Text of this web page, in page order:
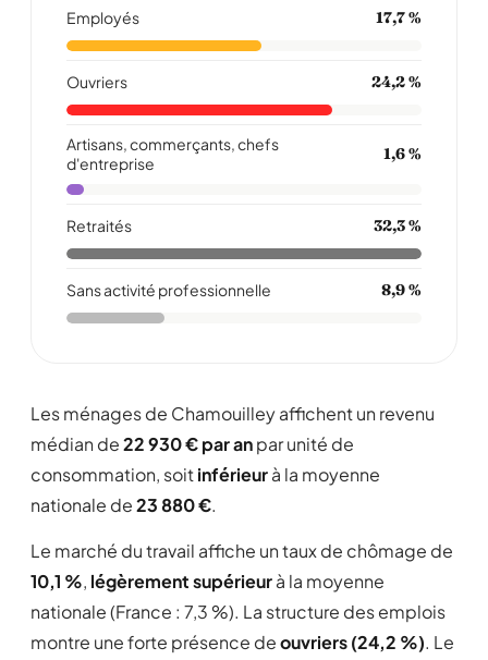
peu pas plaire atou le monde;c com ca:
Lire la suite
Signaler cet avis
04/09/2008
Il faut lui laisser le temps de grandir, en
améliorant la vie de nos enfants par des jeux
de pleins airs, et aussi un belle arrêt de bus !
I isa52
07/07/2008
village accueillant : le maire est très attentif à
la population : peut-être un peu trop...
bisous à tous où il fait bon vivre à chamouilley
Lire la suite
Employés 17,7 %
Ouvriers 24,2 %
Artisans, commerçants, chefs
d'entreprise
1,6 %
Retraités 32,3 %
Sans activité professionnelle 8,9 %
Les ménages de Chamouilley affichent un revenu
médian de22 930 € par anpar unité de
consommation, soitinférieurà la moyenne
nationale de23 880 €.
Le marché du travail affiche un taux de chômage de
10,1 %, légèrement supérieurà la moyenne
nationale (France : 7,3 %). La structure des emplois
montre une forte présence deouvriers (24,2 %). Le